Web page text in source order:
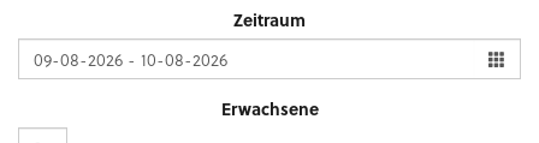
Zeitraum
Erwachsene